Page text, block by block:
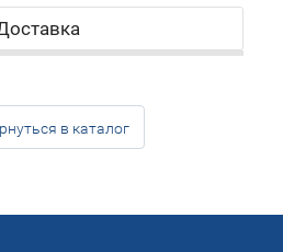
в каталог